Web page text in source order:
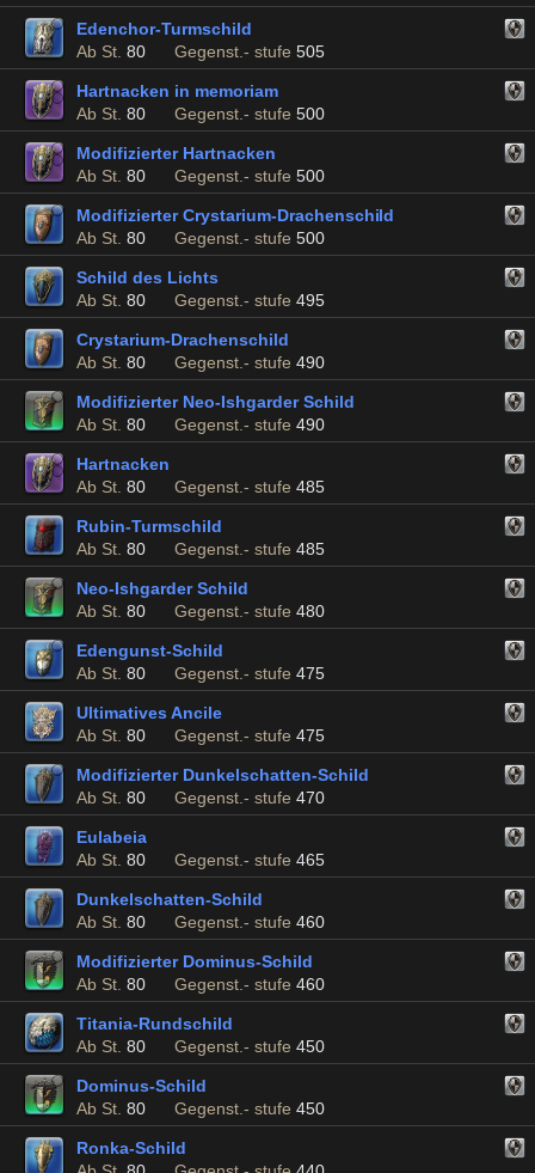
Edenchor-Turmschild
Ab St. 80 Gegenst.- stufe 505
Hartnacken in memoriam
Ab St. 80 Gegenst.- stufe 500
Modifizierter Hartnacken
Ab St. 80 Gegenst.- stufe 500
Modifizierter Crystarium-Drachenschild
Ab St. 80 Gegenst.- stufe 500
Schild des Lichts
Ab St. 80 Gegenst.- stufe 495
Crystarium-Drachenschild
Ab St. 80 Gegenst.- stufe 490
Modifizierter Neo-Ishgarder Schild
Ab St. 80 Gegenst.- stufe 490
Hartnacken
Ab St. 80 Gegenst.- stufe 485
Rubin-Turmschild
Ab St. 80 Gegenst.- stufe 485
Neo-Ishgarder Schild
Ab St. 80 Gegenst.- stufe 480
Edengunst-Schild
Ab St. 80 Gegenst.- stufe 475
Ultimatives Ancile
Ab St. 80 Gegenst.- stufe 475
Modifizierter Dunkelschatten-Schild
Ab St. 80 Gegenst.- stufe 470
Eulabeia
Ab St. 80 Gegenst.- stufe 465
Dunkelschatten-Schild
Ab St. 80 Gegenst.- stufe 460
Modifizierter Dominus-Schild
Ab St. 80 Gegenst.- stufe 460
Titania-Rundschild
Ab St. 80 Gegenst.- stufe 450
Dominus-Schild
Ab St. 80 Gegenst.- stufe 450
Ronka-Schild